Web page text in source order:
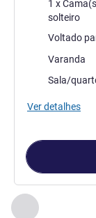
Anterior -
Página ,
1 x Cama(s) king
solteiro
Vistas:Voltado
Os extras do
Varanda
Sala/
Ver detalhes